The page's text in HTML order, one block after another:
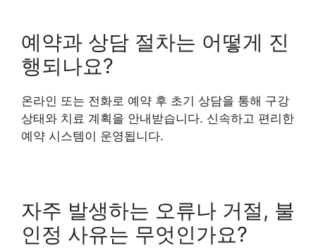
예약과 상담 절차는 어떻게 진
행되나요?
온라인 또는 전화로 예약 후 초기 상담을 통해 구강
상태와 치료 계획을 안내받습니다. 신속하고 편리한
예약 시스템이 운영됩니다.
자주 발생하는 오류나 거절, 불
인정 사유는 무엇인가요?